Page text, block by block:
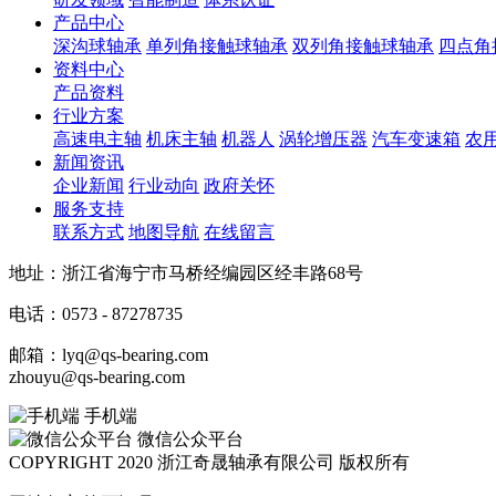
产品中心
深沟球轴承 单列角接触球轴承 双列角接触球轴承 四点
资料中心
产品资料
行业方案
高速电主轴 机床主轴 机器人 涡轮增压器 汽车变速箱 农
新闻资讯
企业新闻 行业动向 政府关怀
服务支持
联系方式 地图导航 在线留言
地址：浙江省海宁市马桥经编园区经丰路68号
电话：0573 - 87278735
邮箱：lyq@qs-bearing.com
zhouyu@qs-bearing.com
手机端
微信公众平台
COPYRIGHT 2020 浙江奇晟轴承有限公司 版权所有